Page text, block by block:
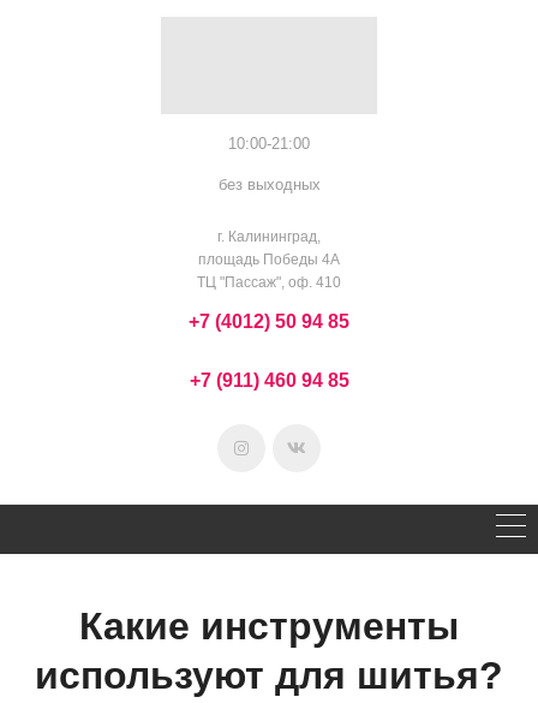
10:00-21:00
без выходных
г. Калининград,
площадь Победы 4А
ТЦ "Пассаж", оф. 410
+7 (4012) 50 94 85
+7 (911) 460 94 85
Какие инструменты
используют для шитья?